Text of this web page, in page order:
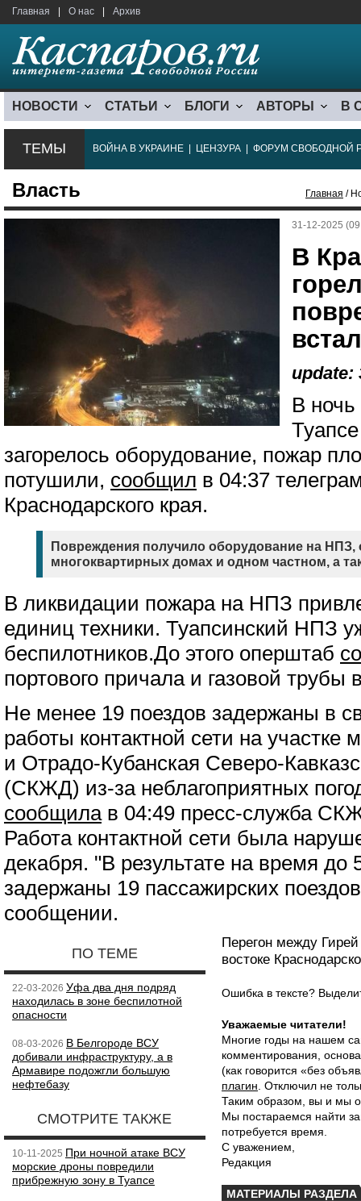
Главная О нас Архив
НОВОСТИ СТАТЬИ БЛОГИ АВТОРЫ В
ТЕМЫ ВОЙНА В УКРАИНЕ ЦЕНЗУРА ФОРУМ СВОБОДНОЙ
Власть Главная /
31-12-2025
В
update:
В
загорелось оборудование, пожар
потушили, сообщил в 04:37
Краснодарского края.
Повреждения получило оборудование на НПЗ,
многоквартирных домах и одном частном, а
В ликвидации пожара на НПЗ
единиц техники. Туапсинский НПЗ
беспилотников.До этого оперштаб
портового причала и газовой трубы
Не менее 19 поездов задержаны в
работы контактной сети на
и Отрадо-Кубанская Северо-
(СКЖД) из-за неблагоприятных
сообщилав 04:49 пресс-служба
Работа контактной сети была
декабря. "В результате на время до
задержаны 19 пассажирских
сообщении.
ПО ТЕМЕ
22-03-2026 Уфа два дня подряд
находилась в зоне беспилотной
опасности
08-03-2026 В Белгороде ВСУ
добивали инфраструктуру, а в
Армавире подожгли большую
нефтебазу
СМОТРИТЕ ТАКЖЕ
10-11-2025 При ночной атаке ВСУ
морские дроны повредили
прибрежную зону в Туапсе
Перегон между
востоке
Ошибка в тексте?
Уважаемые читатели!
Многие годы на нашем
комментирования,
(как говорится «без
плагин . Отключил не
Таким образом, вы и мы
Мы постараемся найти
потребуется время.
С уважением,
Редакция
МАТЕРИАЛЫ РАЗДЕЛА